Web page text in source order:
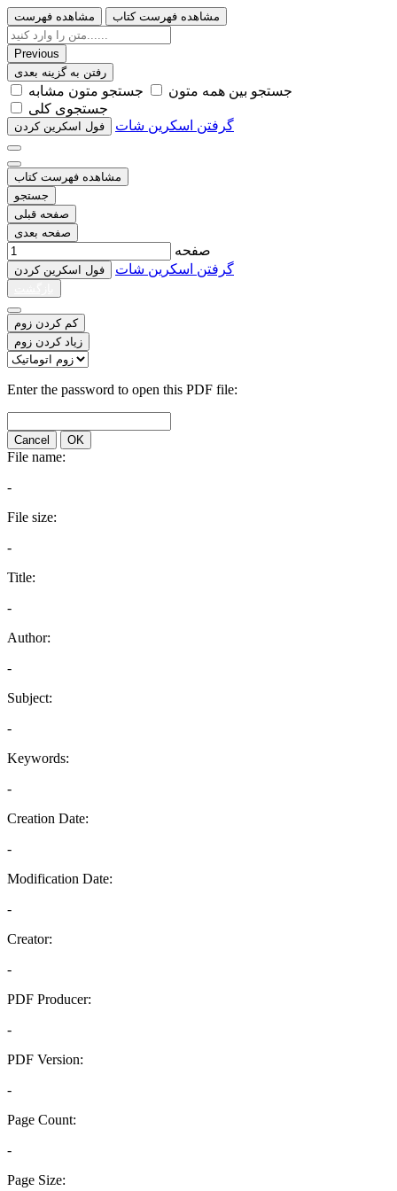
مشاهده فهرست مشاهده فهرست کتاب
Previous
رفتن به گزینه بعدی
ﺟﺴﺘﺠﻮ ﺑﯿﻦ ﻫﻤﻪ ﻣﺘﻮﻥ
ﺟﺴﺘﺠﻮ ﻣﺘﻮﻥ ﻣﺸﺎﺑﻪ
ﺟﺴﺘﺠﻮﯼ ﮐﻠﯽ
ﻓﻮﻝ اﺳﮑﺮﯾﻦ ﮐﺮﺩﻥ گرفتن اسکرین شات
مشاهده فهرست کتاب
جستجو
صفحه قبلی
صفحه بعدی
صفحه
ﻓﻮﻝ اﺳﮑﺮﯾﻦ ﮐﺮﺩﻥ گرفتن اسکرین شات
کم کردن زوم
زیاد کردن زوم
Enter the password to open this PDF file:
Cancel OK
File name:
-
File size:
-
Title:
-
Author:
-
Subject:
-
Keywords:
-
Creation Date:
-
Modification Date:
-
Creator:
-
PDF Producer:
-
PDF Version:
-
Page Count:
-
Page Size: